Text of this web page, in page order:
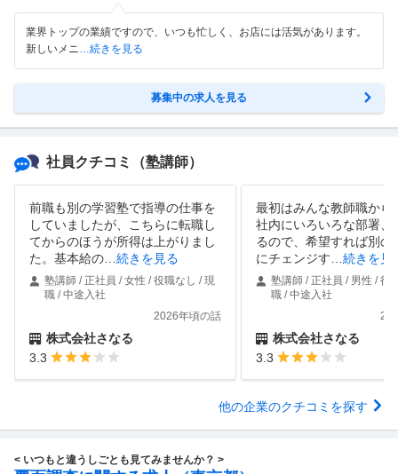
業界トップの業績ですので、いつも忙しく、お店には活気があります。
新しいメニ
…続きを見る
募集中の求人を見る
社員クチコミ （塾講師）
前職も別の学習塾で指導の仕事を
していましたが、こちらに転職し
てからのほうが所得は上がりまし
た。基本給の
続きを見る
塾講師 / 正社員 / 女性 / 役職なし / 現
職 / 中途入社
2026年頃の話
株式会社さなる
3.3
最初はみんな教師職から
社内にいろいろな部署、
るので、希望すれば別の
にチェンジす
続きを見
塾講師 / 正社員 / 男性 / 役
職 / 中途入社
株式会社さなる
3.3
他の企業のクチコミを探す
< いつもと違うしごとも見てみませんか？ >